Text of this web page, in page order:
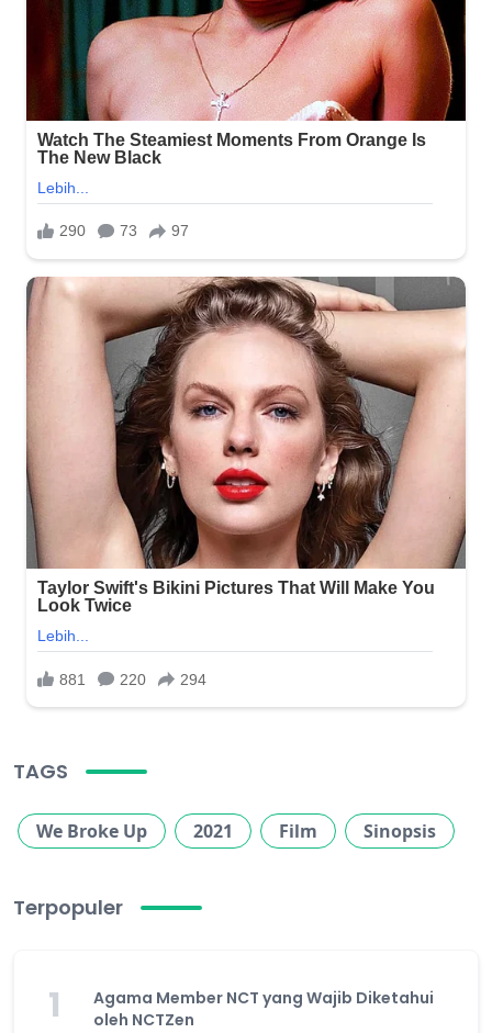
TAGS
We Broke Up 2021 Film Sinopsis
Terpopuler
1
Agama Member NCT yang Wajib Diketahui
oleh NCTZen